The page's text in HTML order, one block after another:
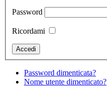
Password
Ricordami
Password dimenticata?
Nome utente dimenticato?